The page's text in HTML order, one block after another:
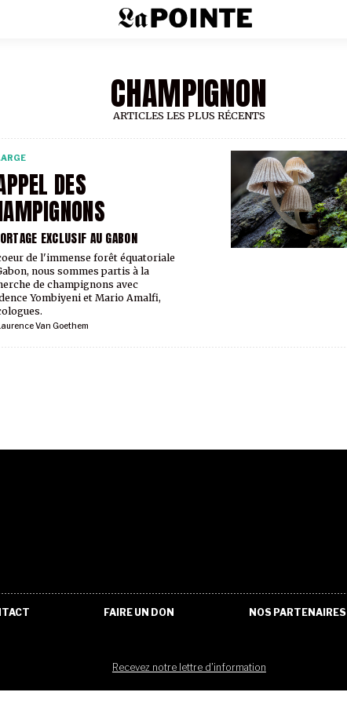
CHAMPIGNON
ARTICLES LES PLUS RÉCENTS
DES
EXCLUSIF AU GABON
Van Goethem
de l'immense forêt équatoriale
nous sommes partis à la
de champignons avec
Yombiyeni et Mario Amalfi,
FAIRE UN DON NOS PARTENAIRES
Recevez notre lettre d'information